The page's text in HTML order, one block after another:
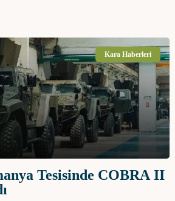
Kara Haberleri
Tesisinde COBRA II